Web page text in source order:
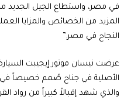
في مصر، واستطاع الجيل الجديد
المزيد من الخصائص والمزايا
النجاح في مصر.”
عرضت نيسان موتور إيجيبت
الأصلية في جناح صُمم خصيصاً في
والذي شهد إقبالاً كبيراً من رواد